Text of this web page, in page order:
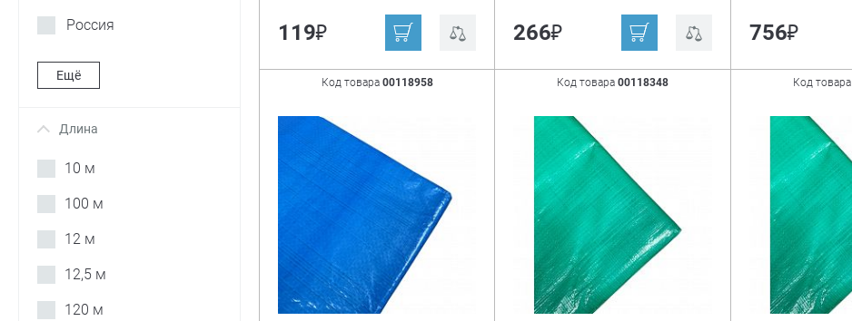
Россия
Ещё
+ Длина
10 м
100 м
12 м
12,5 м
120 м
119₽ 266₽ 756₽
Код товара 00118958 Код товара00118348 Код товара